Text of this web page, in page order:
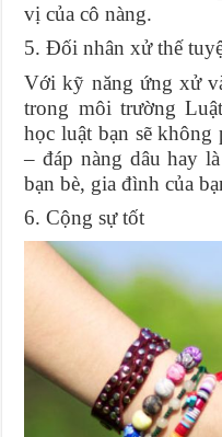
vị của cô nàng.
5. Đối nhân xử thế
Với kỹ năng ứng xử
trong môi trường
học luật bạn sẽ không
– đáp nàng dâu hay
bạn bè, gia đình của
6. Cộng sự tốt